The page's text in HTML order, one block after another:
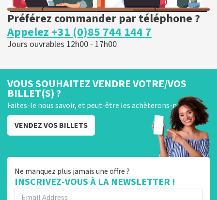
Préférez commander par téléphone ?
Appelez +31 (0)85 744 144 7
Jours ouvrables 12h00 - 17h00
VOUS SOUHAITEZ VENDRE VOTRE/VOS
BILLET(S) ?
Faites-le nous savoir, et peut-être les achèterons-nous !
VENDEZ VOS BILLETS
Ne manquez plus jamais une offre ?
INSCRIVEZ-VOUS À LA NEWSLETTER !